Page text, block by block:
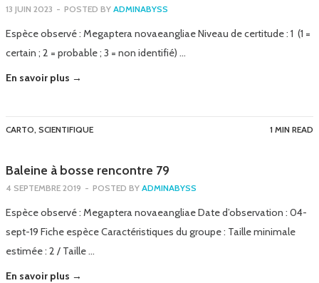
13 JUIN 2023 - POSTED BY ADMINABYSS
Espèce observé : Megaptera novaeangliae Niveau de certitude : 1 (1 =
certain ; 2 = probable ; 3 = non identifié) …
En savoir plus →
CARTO, SCIENTIFIQUE 1 MIN READ
Baleine à bosse rencontre 79
4 SEPTEMBRE 2019 - POSTED BY ADMINABYSS
Espèce observé : Megaptera novaeangliae Date d’observation : 04-
sept-19 Fiche espèce Caractéristiques du groupe : Taille minimale
estimée : 2 / Taille …
En savoir plus →